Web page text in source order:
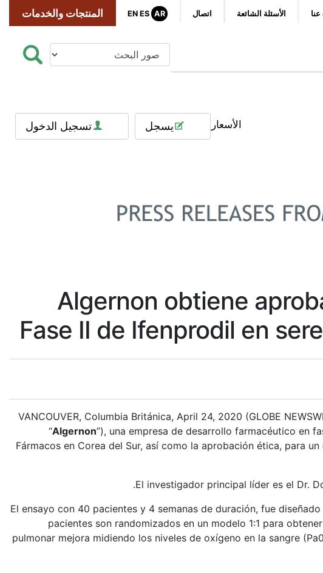
الأسئلة الشائعة اتصال EN ES AR المنتجات والخدمات
تسجيل الدخول يسجل الأسعار
Algernon obtiene
Fase II de Ifenprodil en
VANCOUVER, Columbia Británica, April 24, 2020 (GLOBE
“Algernon”), una empresa de desarrollo farmacéutico en
Fármacos en Corea del Sur, así como la aprobación ética, para
El investigador principal líder es el Dr.
El ensayo con 40 pacientes y 4 semanas de duración, fue
pacientes son randomizados en un modelo 1:1 para
pulmonar mejora midiendo los niveles de oxígeno en la sangre